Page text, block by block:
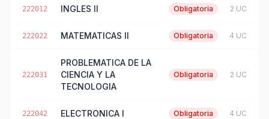
222012 INGLES II Obligatoria 2 UC
222022 MATEMATICAS II Obligatoria 4 UC
222031
PROBLEMATICA DE LA
CIENCIA Y LA
TECNOLOGIA
Obligatoria 2 UC
222042 ELECTRONICA I Obligatoria 4 UC